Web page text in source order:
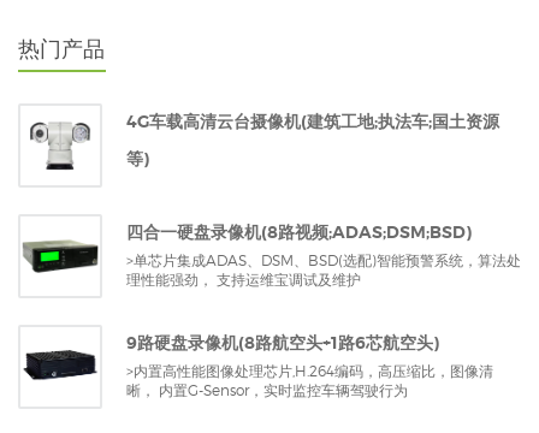
热门产品
4G车载高清云台摄像机(建筑工地;执法车;国土资源
等)
四合一硬盘录像机(8路视频;ADAS;DSM;BSD)
>单芯片集成ADAS、DSM、BSD(选配)智能预警系统，算法处
理性能强劲， 支持运维宝调试及维护
9路硬盘录像机(8路航空头+1路6芯航空头)
>内置高性能图像处理芯片,H.264编码，高压缩比，图像清
晰， 内置G-Sensor，实时监控车辆驾驶行为